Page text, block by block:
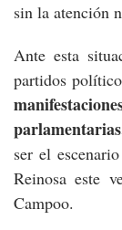
sin la atención
Ante esta
partidos
ser el
Reinosa este
Campoo.